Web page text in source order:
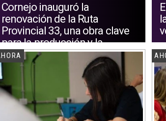
Cornejo inauguró la
renovación de la Ruta
Provincial 33, una obra clave
para la producción y la
logística de Mendoza